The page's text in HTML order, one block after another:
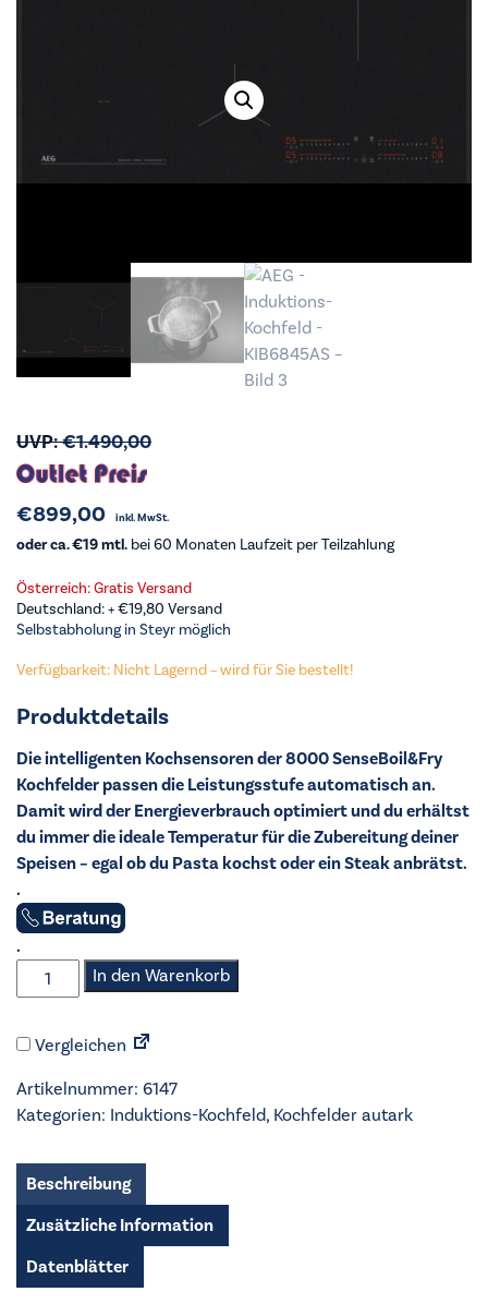
UVP:€1.490,00
€899,00 inkl. MwSt.
oder ca. €19 mtl. bei 60 Monaten Laufzeit per Teilzahlung
Österreich: Gratis Versand
Deutschland: +€19,80 Versand
Selbstabholung in Steyr möglich
Verfügbarkeit: Nicht Lagernd – wird für Sie bestellt!
Produktdetails
Die intelligenten Kochsensoren der 8000 SenseBoil&Fry
Kochfelder passen die Leistungsstufe automatisch an.
Damit wird der Energieverbrauch optimiert und du erhältst
du immer die ideale Temperatur für die Zubereitung deiner
Speisen – egal ob du Pasta kochst oder ein Steak anbrätst.
.
.
AEG
-
Kochfeld
KIB6845AS
Menge
In den Warenkorb
Vergleichen
Artikelnummer: 6147
Kategorien: Induktions-Kochfeld, Kochfelder autark
Beschreibung
Zusätzliche Information
Datenblätter